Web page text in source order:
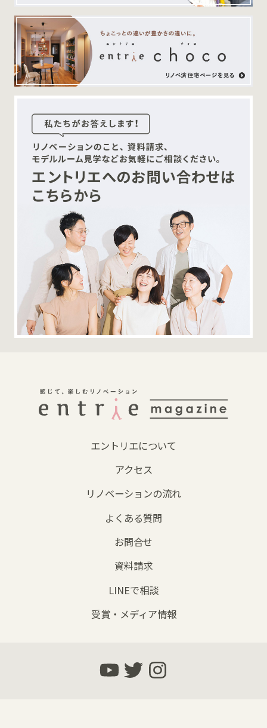
エントリエについて
アクセス
リノベーションの流れ
よくある質問
お問合せ
資料請求
LINEで相談
受賞・メディア情報